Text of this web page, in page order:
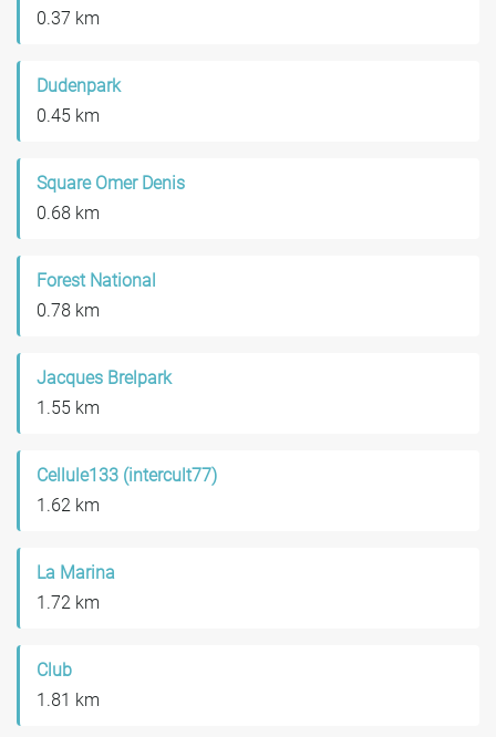
0.37 km
Dudenpark
0.45 km
Square Omer Denis
0.68 km
Forest National
0.78 km
Jacques Brelpark
1.55 km
Cellule133 (intercult77)
1.62 km
La Marina
1.72 km
Club
1.81 km